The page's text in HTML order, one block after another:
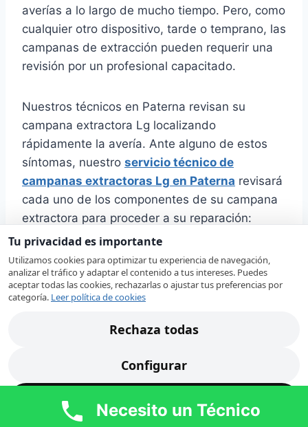
averías a lo largo de mucho tiempo. Pero, como
cualquier otro dispositivo, tarde o temprano, las
campanas de extracción pueden requerir una
revisión por un profesional capacitado.
Nuestros técnicos en Paterna revisan su
campana extractora Lg localizando
rápidamente la avería. Ante alguno de estos
síntomas, nuestro servicio técnico de
campanas extractoras Lg en Paterna revisará
cada uno de los componentes de su campana
extractora para proceder a su reparación:
Se ha fundido
la luz de la
campana de
La campana
Sustituir filtros sucios en campana
extractora.
Instalación de campanas de extracción
Tu privacidad es importante
Utilizamos cookies para optimizar tu experiencia de navegación,
analizar el tráfico y adaptar el contenido a tus intereses. Puedes
aceptar todas las cookies, rechazarlas o ajustar tus preferencias por
categoría. Leer política de cookies
Rechaza todas
Configurar
Acepta todas
Necesito un Técnico